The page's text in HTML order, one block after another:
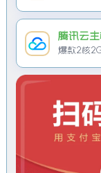
腾讯云主
爆款2核